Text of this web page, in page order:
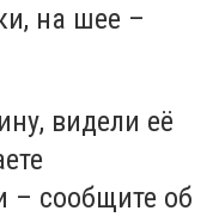
на шее –
видели её
– сообщите об